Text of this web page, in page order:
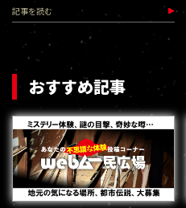
記事を読む
おすすめ記事